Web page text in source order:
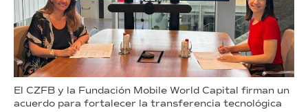
El CZFB y la Fundación Mobile World Capital firman un
acuerdo para fortalecer la transferencia tecnológica